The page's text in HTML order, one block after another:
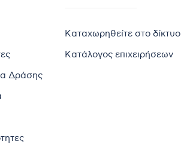
Δράσης
Καταχωρηθείτε στο δίκτυο
Κατάλογος επιχειρήσεων